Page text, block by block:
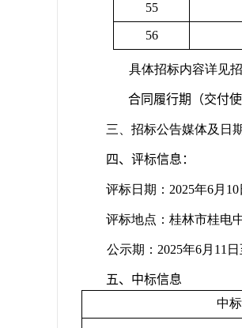
55
56
具体招标内容详见招
合同履行期（交付使
三、招标公告媒体及日
四、评标信息：
评标日期： 2025年6月 10
评标地点：桂林市桂电
公示期： 2025年6月 11
五、中标信息
中